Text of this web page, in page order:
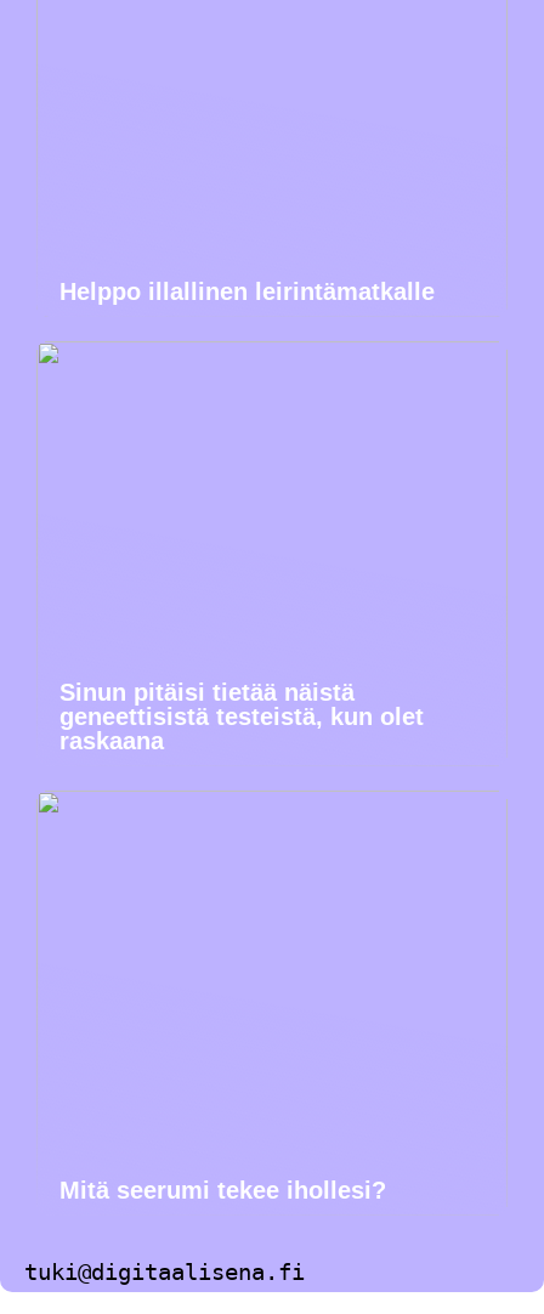
Helppo illallinen leirintämatkalle
Sinun pitäisi tietää näistä
geneettisistä testeistä, kun olet
raskaana
Mitä seerumi tekee ihollesi?
tuki@digitaalisena.fi